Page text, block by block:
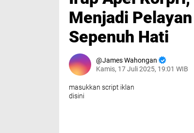
Menjadi
Sepenuh Hati
James Wahongan
Kamis, 17 Juli 2025, 19:01 WIB
masukkan script iklan
disini